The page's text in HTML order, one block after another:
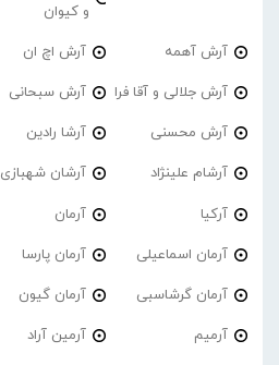
و کیوان
آرش آهمه آرش اچ ان
آرش جلالی و آقا فرا آرش سبحانی
آرش محسنی آرشا رادین
آرشام علینژاد آرشان شهبازی
آرکیا آرمان
آرمان اسماعیلی آرمان پارسا
آرمان گرشاسبی آرمان گیون
آرمیم آرمین آراد